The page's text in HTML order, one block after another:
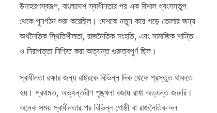
উদাহরণস্বরূপ, বাংলাদেশ স্বাধীনতার পর এক বিশাল ধ্বংসস্তুপ
থেকে পুনর্গঠন শুরু করেছিল। দেশকে নতুন করে গড়ে তোলার জন্য
অর্থনৈতিক স্থিতিশীলতা, রাজনৈতিক সংহতি, এবং সামাজিক শান্তি
ও নিরাপত্তা নিশ্চিত করা অত্যন্ত গুরুত্বপূর্ণ ছিল।
স্বাধীনতা রক্ষার জন্য রাষ্ট্রকে বিভিন্ন দিক থেকে প্রস্তুত থাকতে
হয়। প্রথমত, অভ্যন্তরীণ শৃঙ্খলা বজায় রাখা অত্যন্ত জরুরি।
অনেক সময় স্বাধীনতার পর বিভিন্ন গোষ্ঠী বা রাজনৈতিক দল